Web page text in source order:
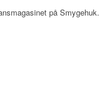
på Smygehuk.